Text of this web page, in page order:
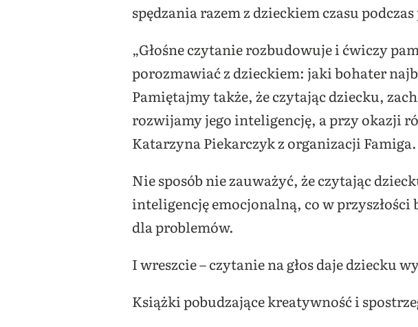
spędzania razem z dzieckiem czasu
„Głośne czytanie rozbudowuje i ćwiczy
porozmawiać z dzieckiem: jaki bohater
Pamiętajmy także, że czytając dziecku,
rozwijamy jego inteligencję, a przy okazji
Katarzyna Piekarczyk z organizacji Famiga.
Nie sposób nie zauważyć, że czytając
inteligencję emocjonalną, co w
dla problemów.
I wreszcie – czytanie na głos daje dziecku
Książki pobudzające kreatywność i